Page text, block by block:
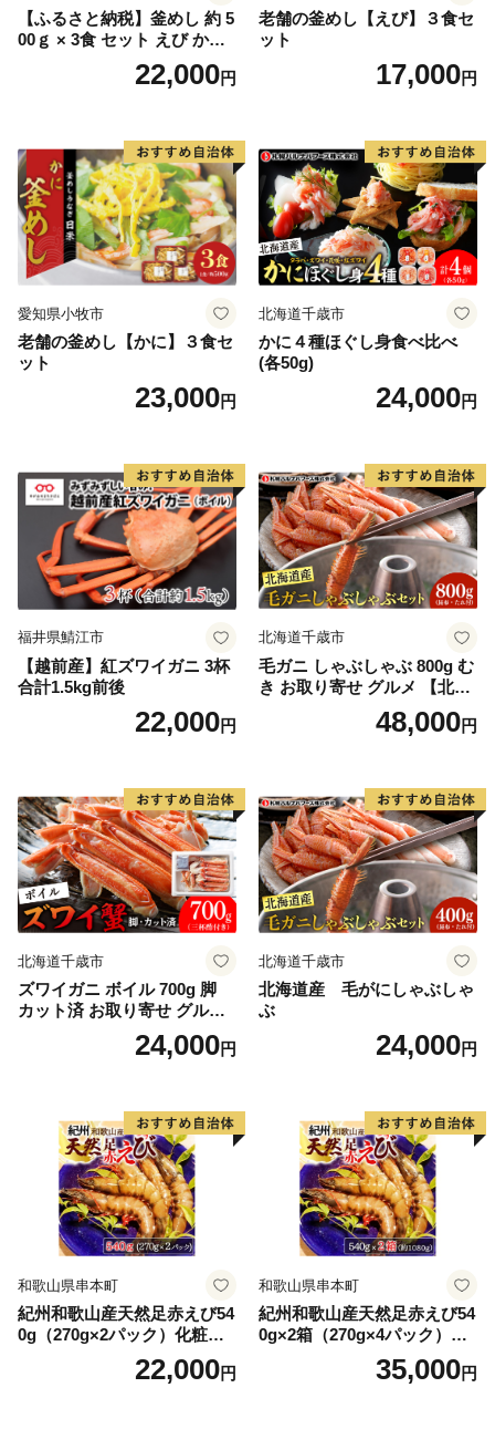
【ふるさと納税】釜めし 約 5
00ｇ × 3食 セット えび かに
海のめぐみ 老舗 急速冷凍 レ
ンチン 時短 簡単調理 食品 加
せグルメ 愛知県 小牧市 送料
無料
22,000円
老舗の釜めし【えび】３食セ
ット
17,000円
愛知県小牧市
老舗の釜めし【かに】３食セ
ット
23,000円
北海道千歳市
かに４種ほぐし身食べ比べ
(各50g)
24,000円
福井県鯖江市
【越前産】紅ズワイガニ 3杯
合計1.5kg前後
22,000円
北海道千歳市
毛ガニ しゃぶしゃぶ 800g む
き お取り寄せ グルメ 【北海
道】【札幌バルナバフーズ】
48,000円
北海道千歳市
ズワイガニ ボイル 700g 脚
カット済 お取り寄せ グルメ
【北海道】【札幌バルナバフ
24,000円
北海道千歳市
北海道産 毛がにしゃぶしゃ
ぶ
24,000円
和歌山県串本町
紀州和歌山産天然足赤えび54
0g（270g×2パック）化粧箱
入 ※2026年12月上旬〜2027
年2月上旬頃順次発送予定
22,000円
和歌山県串本町
紀州和歌山産天然足赤えび54
0g×2箱（270g×4パック）化
粧箱入 ※2026年12月上旬〜2
027年2月上旬頃順次発送予定
35,000円